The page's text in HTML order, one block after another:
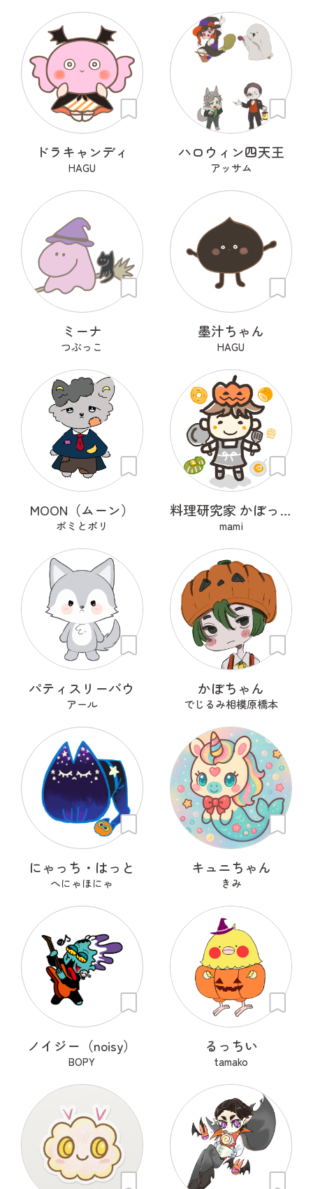
ドラキャンディ
HAGU
ハロウィン四天王
アッサム
ミーナ
つぶっこ
墨汁ちゃん
HAGU
MOON（ムーン）
ポミとポリ
料理研究家 かぼっちゃ王子
mami
パティスリーバウ
アール
かぼちゃん
でじるみ相模原橋本
にゃっち・はっと
へにゃほにゃ
キュニちゃん
きみ
ノイジー（noisy）
BOPY
るっちい
tamako